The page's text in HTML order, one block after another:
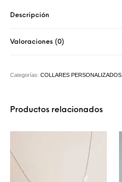
Descripción
Valoraciones (0)
Categorías:COLLARES PERSONALIZADOS
Productos relacionados